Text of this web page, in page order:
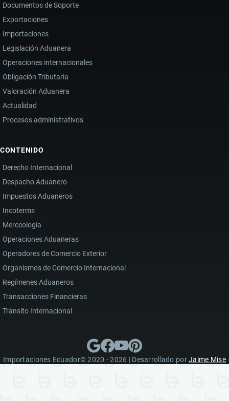
Documentos de Soporte
Exportaciones
Importaciones
Legislación Aduanera
Operaciones internacionales
Obligación Tributaria
Valoración Aduanera
Actualidad
Procesos administrativos
CONTENIDO
Derecho Internacional
Despacho Aduanero
Impuestos Aduaneros
Incoterms
Merceología
Operaciones Aduaneras
Operadores de Comercio Exterior
Organismos de Comercio Internacional
Regímenes Aduaneros
Transacciones Financieras
Tránsito Internacional
Importaciones Ecuador© 2020 - 2026 | Desarrollado porJaime Mise